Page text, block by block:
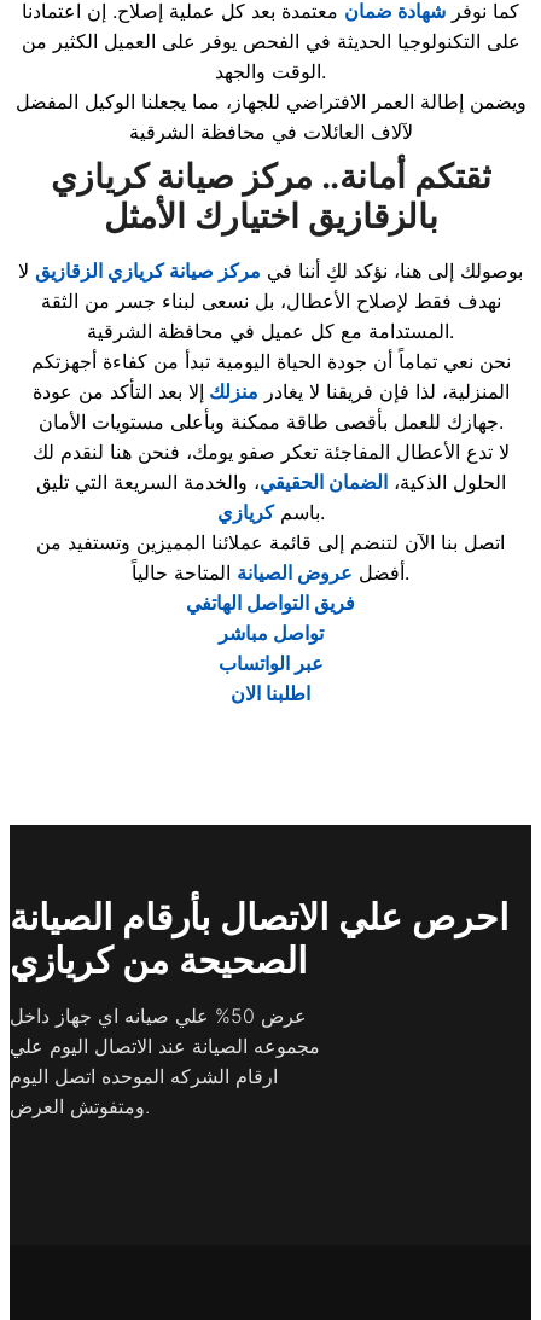
كما نوفر شهادة ضمان معتمدة بعد كل عملية إصلاح. إن اعتمادنا
على التكنولوجيا الحديثة في الفحص يوفر على العميل الكثير من
الوقت والجهد.
ويضمن إطالة العمر الافتراضي للجهاز، مما يجعلنا الوكيل المفضل
لآلاف العائلات في محافظة الشرقية
ثقتكم أمانة.. مركز صيانة كريازي
بالزقازيق اختيارك الأمثل
بوصولك إلى هنا، نؤكد لكِ أننا في مركز صيانة كريازي الزقازيق لا
نهدف فقط لإصلاح الأعطال، بل نسعى لبناء جسر من الثقة
المستدامة مع كل عميل في محافظة الشرقية.
نحن نعي تماماً أن جودة الحياة اليومية تبدأ من كفاءة أجهزتكم
المنزلية، لذا فإن فريقنا لا يغادر منزلك إلا بعد التأكد من عودة
جهازك للعمل بأقصى طاقة ممكنة وبأعلى مستويات الأمان.
لا تدع الأعطال المفاجئة تعكر صفو يومك، فنحن هنا لنقدم لك
الحلول الذكية،الضمان الحقيقي، والخدمة السريعة التي تليق
باسمكريازي
.
اتصل بنا الآن لتنضم إلى قائمة عملائنا المميزين وتستفيد من
أفضل عروض الصيانة
المتاحة حالياً.
فريق التواصل الهاتفي
تواصل مباشر
عبر الواتساب
اطلبنا الان
احرص علي الاتصال بأرقام الصيانة
الصحيحة من كريازي
عرض 50% علي صيانه اي جهاز داخل
مجموعه الصيانة عند الاتصال اليوم علي
ارقام الشركه الموحده اتصل اليوم
ومتفوتش العرض.​